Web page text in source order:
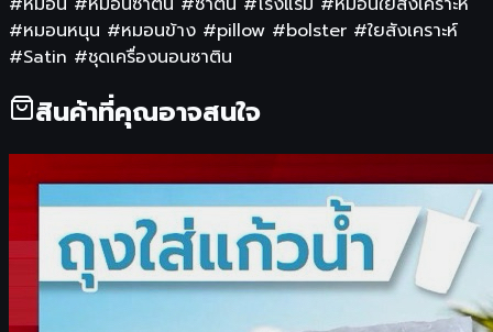
#หมอนหนุน #หมอนข้าง #pillow #bolster #ใยสังเคราะห์
#Satin #ชุดเครื่องนอนซาติน
สินค้าที่คุณอาจสนใจ